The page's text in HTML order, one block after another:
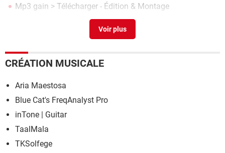
Mp3 gain > Télécharger - Édition & Montage
> Télécharger - Conversion &
Extraction
CRÉATION MUSICALE
Aria Maestosa
Blue Cat's FreqAnalyst Pro
inTone | Guitar
TaalMala
TKSolfege